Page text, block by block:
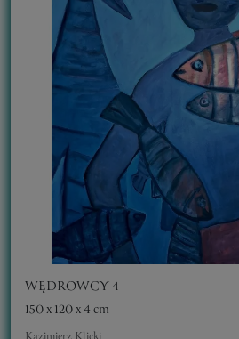
WĘDROWCY 4
150 x 120 x 4 cm